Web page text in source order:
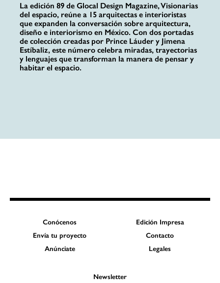
La edición 89 de Glocal Design Magazine, Visionarias
del espacio, reúne a 15 arquitectas e interioristas
que expanden la conversación sobre arquitectura,
diseño e interiorismo en México. Con dos portadas
de colección creadas por Prince Láuder y Jimena
Estíbaliz, este número celebra miradas, trayectorias
y lenguajes que transforman la manera de pensar y
habitar el espacio.
Conócenos
Edición Impresa
Envía tu proyecto
Contacto
Anúnciate
Legales
Newsletter